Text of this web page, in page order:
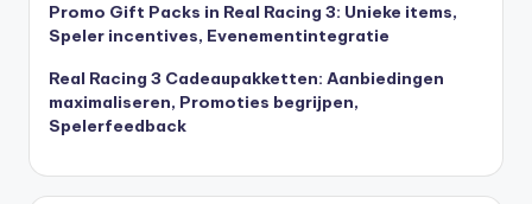
Promo Gift Packs in Real Racing 3: Unieke items,
Speler incentives, Evenementintegratie
Real Racing 3 Cadeaupakketten: Aanbiedingen
maximaliseren, Promoties begrijpen,
Spelerfeedback